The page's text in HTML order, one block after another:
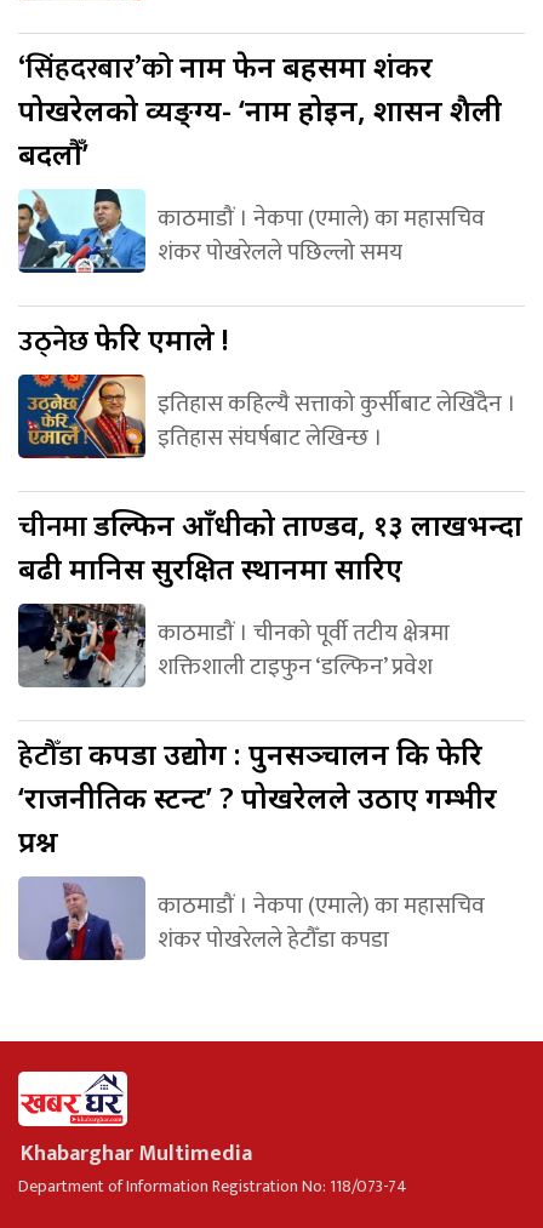
‘सिंहदरबार’कोनाम फेर्ने बहसमा शंकर
पोखरेलको व्यङ्ग्य- ‘नाम होइन, शासन शैली
बदलौँ’
काठमाडौं । नेकपा (एमाले) का महासचिव
शंकर पोखरेलले पछिल्लो समय
उठ्नेछफेरि एमाले !
इतिहास कहिल्यै सत्ताको कुर्सीबाट लेखिँदैन ।
इतिहास संघर्षबाट लेखिन्छ ।
चीनमाडल्फिन आँधीको ताण्डव, १३ लाखभन्दा
बढी मानिस सुरक्षित स्थानमा सारिए
काठमाडौं । चीनको पूर्वी तटीय क्षेत्रमा
शक्तिशाली टाइफुन ‘डल्फिन’ प्रवेश
हेटौँडाकपडा उद्योग : पुनसञ्चालन कि फेरि
‘राजनीतिक स्टन्ट’ ? पोखरेलले उठाए गम्भीर
प्रश्न
काठमाडौं । नेकपा (एमाले) का महासचिव
शंकर पोखरेलले हेटौँडा कपडा
Khabarghar Multimedia
Department of Information Registration No: 118/073-74